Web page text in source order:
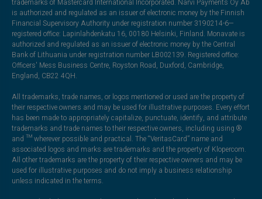
trademarks of Mastercard International Incorporated. Narvi Payments Oy Ab
is authorized and regulated as an issuer of electronic money by the Finnish
Financial Supervisory Authority under registration number 3190214-6—
registered office: Lapinlahdenkatu 16, 00180 Helsinki, Finland. Monavate is
authorized and regulated as an issuer of electronic money by the Central
Bank of Lithuania under registration number LB002139. Registered office:
Officers' Mess Business Centre, Royston Road, Duxford, Cambridge,
England, CB22 4QH.
All trademarks, trade names, or logos mentioned or used are the property of
their respective owners and may be used for illustrative purposes. Every effort
has been made to appropriately capitalize, punctuate, identify, and attribute
trademarks and trade names to their respective owners, including using ®
and ™ wherever possible and practical. The “VeritasCard” name and
associated logos and marks are trademarks and the property of Klopercom.
All other trademarks are the property of their respective owners and may be
used for illustrative purposes and do not imply a business relationship
unless indicated in the terms.